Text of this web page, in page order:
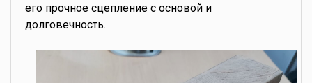
его прочное сцепление с основой и
долговечность.